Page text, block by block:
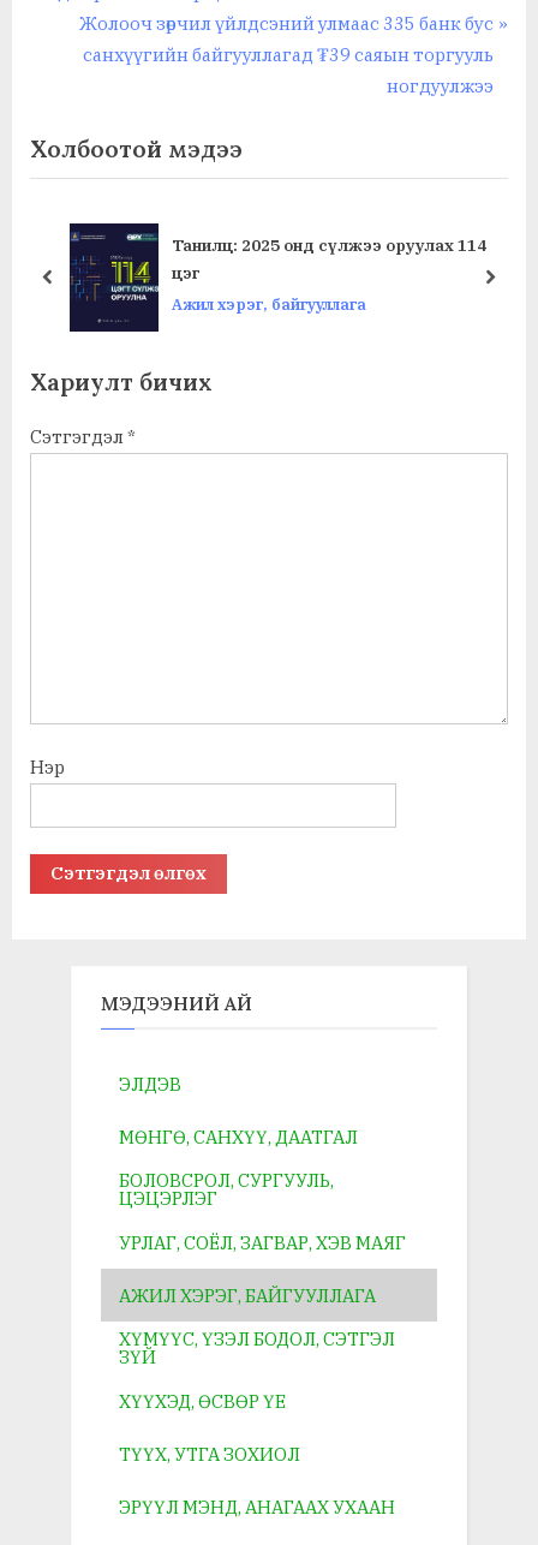
navigation
u
s
s
N
e
P
o
t
:
Жолооч зөрчил үйлдсэний улмаас 335 банк бус
санхүүгийн байгууллагад ₮39 саяын торгууль
ногдуулжээ
Холбоотой мэдээ
114
БНСУ: Багш нарын 50 хувь нь эцэг
эхчүүдтэй хэрхэн харьцахаа
байна
Ажил хэрэг, байгууллага
prev next
Хариулт бичих
Сэтгэгдэл*
Нэр
МЭДЭЭНИЙ АЙ
ЭЛДЭВ
МӨНГӨ, САНХҮҮ, ДААТГАЛ
БОЛОВСРОЛ, СУРГУУЛЬ,
ЦЭЦЭРЛЭГ
УРЛАГ, СОЁЛ, ЗАГВАР, ХЭВ МАЯГ
АЖИЛ ХЭРЭГ, БАЙГУУЛЛАГА
ХҮМҮҮС, ҮЗЭЛ БОДОЛ, СЭТГЭЛ
ЗҮЙ
ХҮҮХЭД, ӨСВӨР ҮЕ
ТҮҮХ, УТГА ЗОХИОЛ
ЭРҮҮЛ МЭНД, АНАГААХ УХААН